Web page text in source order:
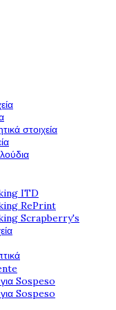
στοιχεία
ITD
RePrint
Scrapberry's
Sospeso
Sospeso